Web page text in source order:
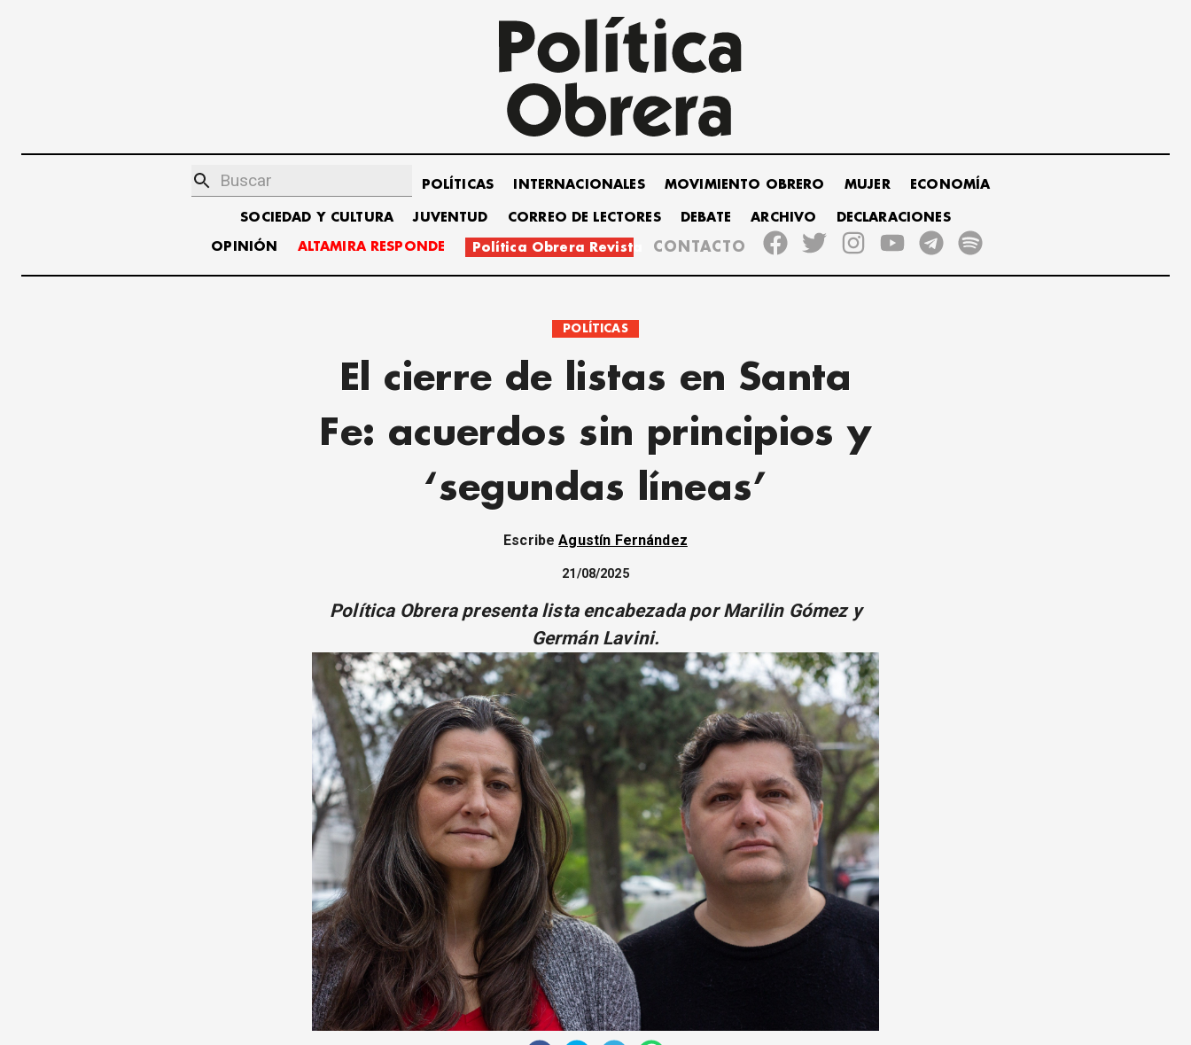
POLÍTICAS INTERNACIONALES MOVIMIENTO OBRERO MUJER ECONOMÍA
SOCIEDAD Y CULTURA JUVENTUD CORREO DE LECTORES DEBATE ARCHIVO DECLARACIONES
OPINIÓN ALTAMIRA RESPONDE Política Obrera Revista CONTACTO
POLÍTICAS
El cierre de listas en Santa
Fe: acuerdos sin principios y
‘segundas líneas’
EscribeAgustín Fernández
21/08/2025
Política Obrera presenta lista encabezada por Marilin Gómez y
Germán Lavini.